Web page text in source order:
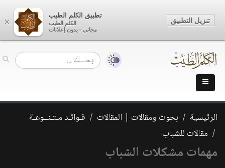
الرئيسية بحوث ومقالات | المقالات
فـوائـد مـتـنــوعـة
مقالات للشباب
مهمات مشكلات الشباب
×
تطبيق الكلم الطيب
الكلم الطيب
مجاني - بدون إعلانات
تنزيل التطبيق